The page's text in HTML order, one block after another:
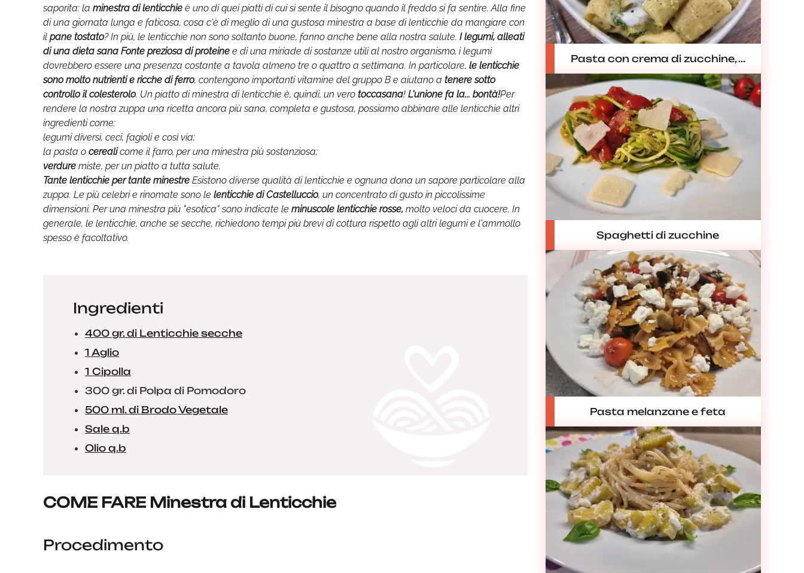
saporita: la minestra di lenticchie è uno di quei piatti di cui si sente il bisogno quando il freddo si fa sentire. Alla fine
di una giornata lunga e faticosa, cosa c'è di meglio di una gustosa minestra a base di lenticchie da mangiare con
il pane tostato? In più, le lenticchie non sono soltanto buone, fanno anche bene alla nostra salute. I legumi, alleati
di una dieta sana Fonte preziosa di proteine e di una miriade di sostanze utili al nostro organismo, i legumi
dovrebbero essere una presenza costante a tavola almeno tre o quattro a settimana. In particolare, le lenticchie
sono molto nutrienti e ricche di ferro, contengono importanti vitamine del gruppo B e aiutano a tenere sotto
controllo il colesterolo. Un piatto di minestra di lenticchie è, quindi, un vero toccasana! L'unione fa la... bontà!Per
rendere la nostra zuppa una ricetta ancora più sana, completa e gustosa, possiamo abbinare alle lenticchie altri
ingredienti come:
legumi diversi, ceci, fagioli e così via;
la pasta o cerealicome il farro, per una minestra più sostanziosa;
verdure miste, per un piatto a tutta salute.
Tante lenticchie per tante minestre Esistono diverse qualità di lenticchie e ognuna dona un sapore particolare alla
zuppa. Le più celebri e rinomate sono le lenticchie di Castelluccio, un concentrato di gusto in piccolissime
dimensioni. Per una minestra più "esotica" sono indicate le minuscole lenticchie rosse, molto veloci da cuocere. In
generale, le lenticchie, anche se secche, richiedono tempi più brevi di cottura rispetto agli altri legumi e l'ammollo
spesso è facoltativo.
Ingredienti
400 gr. di Lenticchie secche
1 Aglio
1 Cipolla
300 gr. di Polpa di Pomodoro
500 ml. di Brodo Vegetale
Sale q.b
Olio q.b
COME FARE Minestra di Lenticchie
Procedimento
Pasta con crema di zucchine, ...
Spaghetti di zucchine
Pasta melanzane e feta